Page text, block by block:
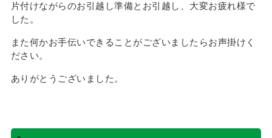
片付けながらのお引越し準備とお引越し、大変お疲れ様で
した。
また何かお手伝いできることがございましたらお声掛けく
ださい。
ありがとうございました。